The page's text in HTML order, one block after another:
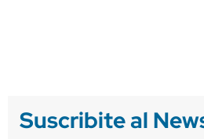
Suscribite al